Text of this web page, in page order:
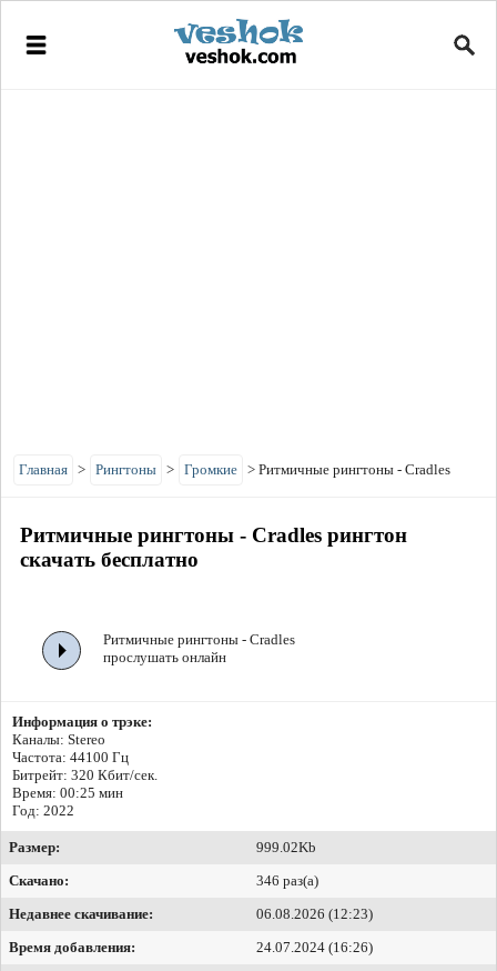
Главная > Рингтоны > Громкие > Ритмичные рингтоны - Cradles
Ритмичные рингтоны - Cradles рингтон
скачать бесплатно
Ритмичные рингтоны - Cradles
прослушать онлайн
Информация о трэке:
Каналы: Stereo
Частота: 44100 Гц
Битрейт: 320 Кбит/сек.
Время: 00:25 мин
Год: 2022
Размер:
999.02Kb
Скачано:
346 раз(а)
Недавнее скачивание:
06.08.2026 (12:23)
Время добавления:
24.07.2024 (16:26)